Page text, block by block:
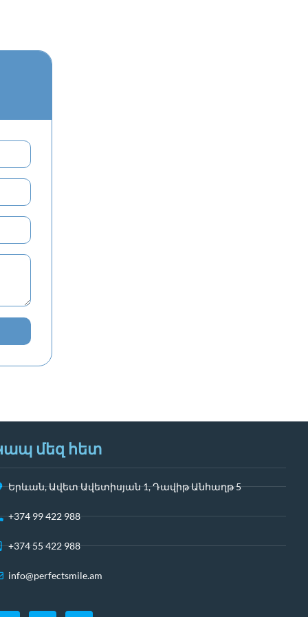
մեզ հետ
Երևան, Ավետ Ավետիսյան 1, Դավիթ Անհաղթ 5
+374 99 422 988
+374 55 422 988
info@perfectsmile.am